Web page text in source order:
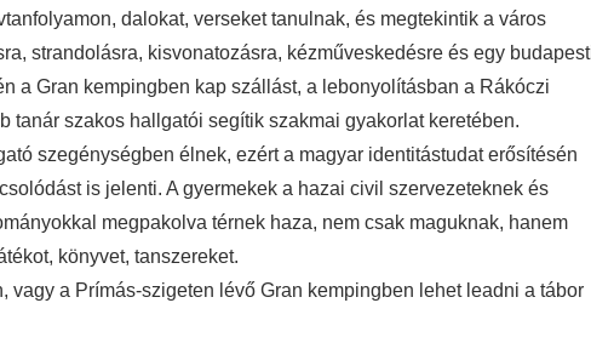
dalokat, verseket tanulnak, és megtekintik a város
strandolásra, kisvonatozásra, kézműveskedésre és egy
a Gran kempingben kap szállást, a lebonyolításban a Rákóczi
tanár szakos hallgatói segítik szakmai gyakorlat keretében.
szegénységben élnek, ezért a magyar identitástudat erősítésén
is jelenti. A gyermekek a hazai civil szervezeteknek és
megpakolva térnek haza, nem csak maguknak, hanem
könyvet, tanszereket.
a Prímás-szigeten lévő Gran kempingben lehet leadni a tábor